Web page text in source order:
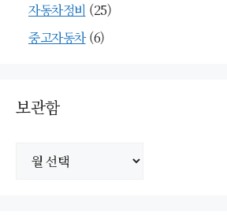
자동차정비 (25)
중고자동차(6)
보관함